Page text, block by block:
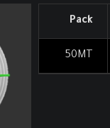
Pack
50MT